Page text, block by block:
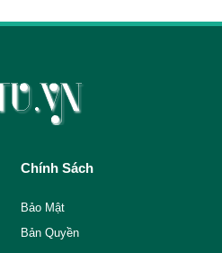
Chính Sách
Bảo Mật
Bản Quyền